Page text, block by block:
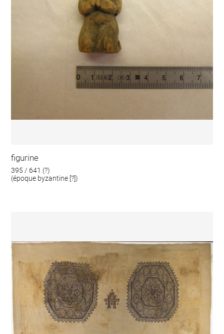
figurine
395 / 641 (?)
(époque byzantine [?])